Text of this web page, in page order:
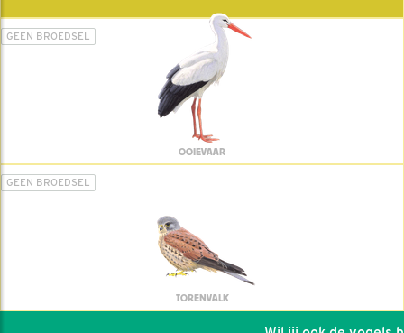
GEEN BROEDSEL
OOIEVAAR
GEEN BROEDSEL
TORENVALK